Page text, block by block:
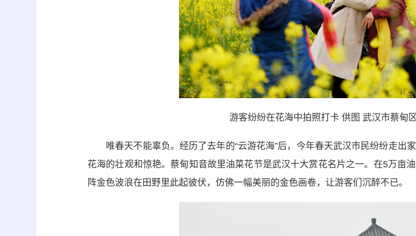
游客纷纷在花海中拍照打卡 供图 武汉市蔡甸
唯春天不能辜负。经历了去年的“云游花海”后，今年春天武汉市民纷纷走出
花海的壮观和惊艳。蔡甸知音故里油菜花节是武汉十大赏花名片之一。在5万亩
阵金色波浪在田野里此起彼伏，仿佛一幅美丽的金色画卷，让游客们沉醉不已。